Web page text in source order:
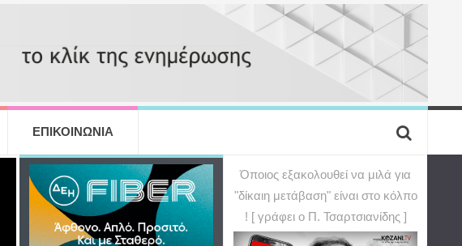
ΕΠΙΚΟΙΝΩΝΙΑ
Όποιος εξακολουθεί να μιλά για
"δίκαιη μετάβαση" είναι στο κόλπο
! [ γράφει ο Π. Τσαρτσιανίδης ]